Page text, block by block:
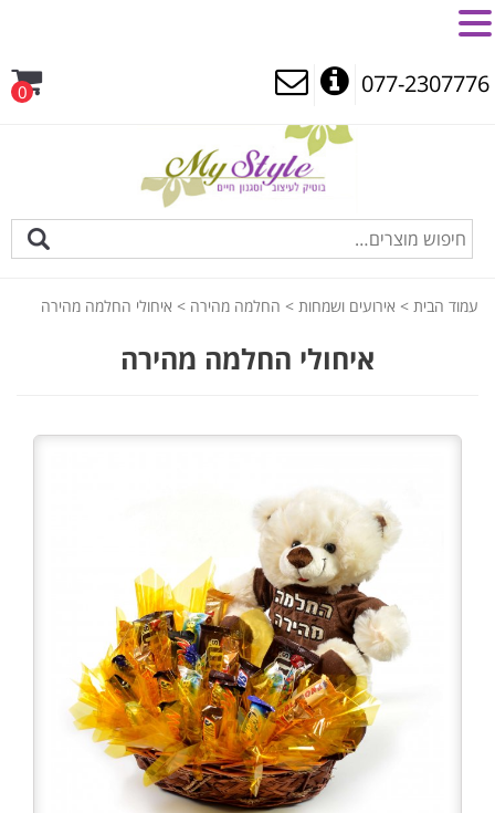
077-2307776
0
עמוד הבית > אירועים ושמחות > החלמה מהירה > איחולי החלמה מהירה
איחולי החלמה מהירה